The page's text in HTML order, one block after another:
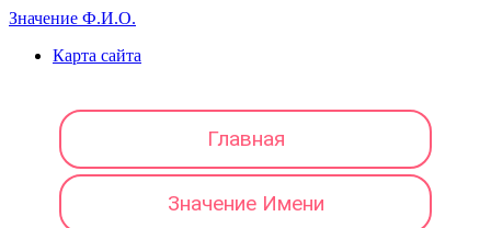
Значение Ф.И.О.
Карта сайта
Главная
Значение Имени